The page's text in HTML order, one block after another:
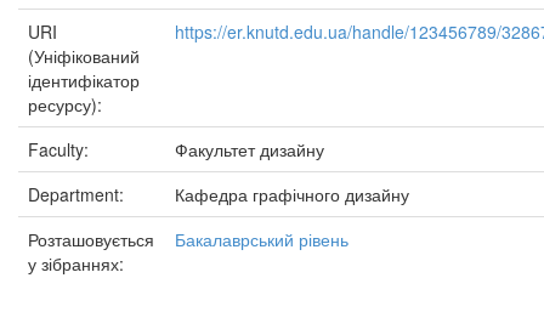
URI
(Уніфікований
ідентифікатор
ресурсу):
https://er.knutd.edu.ua/handle/123456789/
Faculty:
Факультет дизайну
Department:
Кафедра графічного дизайну
Розташовується
у зібраннях:
Бакалаврський рівень